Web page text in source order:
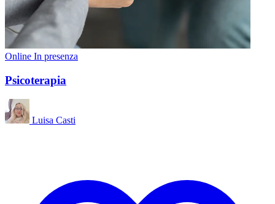
Online In presenza
Psicoterapia
Luisa Casti